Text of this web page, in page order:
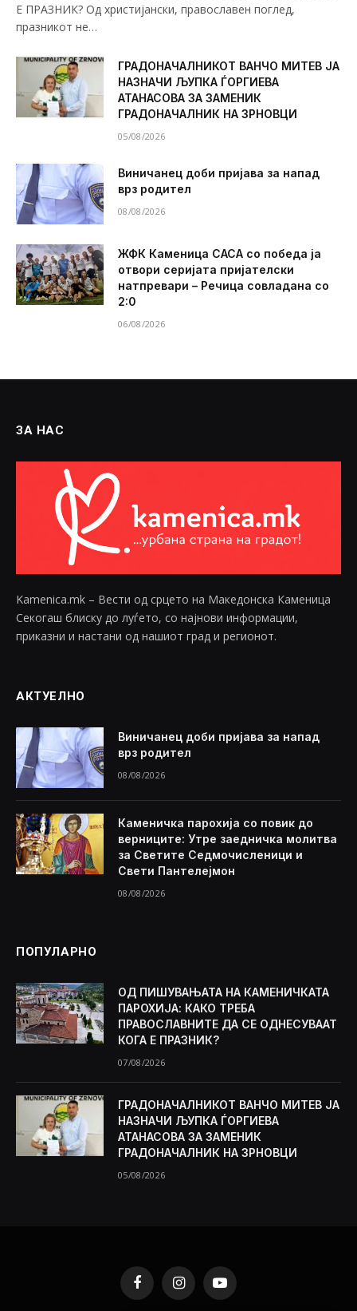
Е ПРАЗНИК? Од христијански, православен поглед,
празникот не…
ГРАДОНАЧАЛНИКОТ ВАНЧО МИТЕВ ЈА
НАЗНАЧИ ЉУПКА ЃОРГИЕВА
АТАНАСОВА ЗА ЗАМЕНИК
ГРАДОНАЧАЛНИК НА ЗРНОВЦИ
05/08/2026
Виничанец доби пријава за напад
врз родител
08/08/2026
ЖФК Каменица САСА со победа ја
отвори серијата пријателски
натпревари – Речица совладана со
2:0
06/08/2026
ЗА НАС
Kamenica.mk – Вести од срцето на Македонска Каменица
Секогаш блиску до луѓето, со најнови информации,
приказни и настани од нашиот град и регионот.
АКТУЕЛНО
Виничанец доби пријава за напад
врз родител
08/08/2026
Каменичка парохија со повик до
верниците: Утре заедничка молитва
за Светите Седмочисленици и
Свети Пантелејмон
08/08/2026
ПОПУЛАРНО
ОД ПИШУВАЊАТА НА КАМЕНИЧКАТА
ПАРОХИЈА: КАКО ТРЕБА
ПРАВОСЛАВНИТЕ ДА СЕ ОДНЕСУВААТ
КОГА Е ПРАЗНИК?
07/08/2026
ГРАДОНАЧАЛНИКОТ ВАНЧО МИТЕВ ЈА
НАЗНАЧИ ЉУПКА ЃОРГИЕВА
АТАНАСОВА ЗА ЗАМЕНИК
ГРАДОНАЧАЛНИК НА ЗРНОВЦИ
05/08/2026
FacebookInstagramYouTube